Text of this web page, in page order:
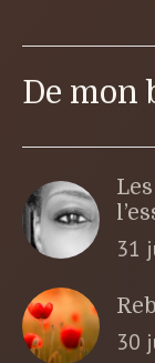
De mon
31
30